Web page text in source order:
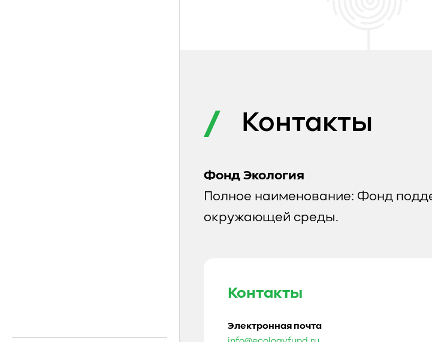
Контакты
Фонд Экология
Полное наименование: Фонд
окружающей среды.
Контакты
Электронная почта